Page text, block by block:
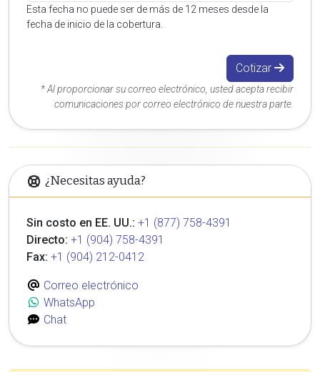
Esta fecha no puede ser de más de 12 meses desde la
fecha de inicio de la cobertura.
Cotizar
* Al proporcionar su correo electrónico, usted acepta recibir
comunicaciones por correo electrónico de nuestra parte.
¿Necesitas ayuda?
Sin costo en EE. UU.: +1 (877) 758-4391
Directo: +1 (904) 758-4391
Fax: +1 (904) 212-0412
Correo electrónico
WhatsApp
Chat